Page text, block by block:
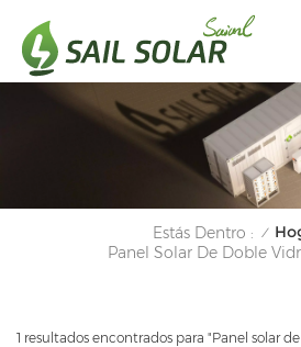
Estás Dentro : /
Panel Solar De Doble
1 resultados encontrados para "Panel solar